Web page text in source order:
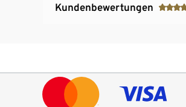
Kundenbewertungen